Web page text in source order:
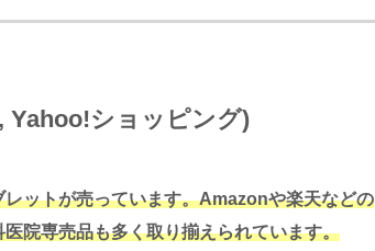
Yahoo!ショッピング)
ットが売っています。Amazonや楽天などの
院専売品も多く取り揃えられています。